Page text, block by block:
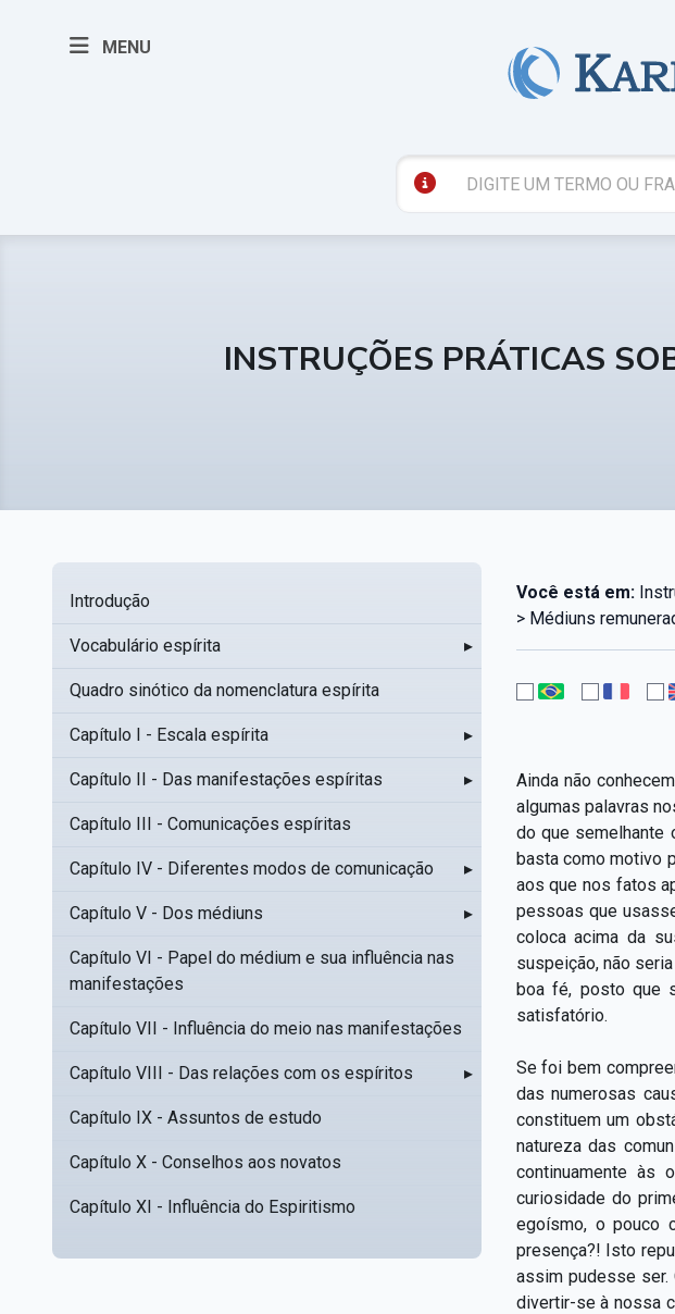
MENU
INSTRUÇÕES PRÁTICAS
Introdução
Vocabulário espírita ▸
Quadro sinótico da nomenclatura espírita
Capítulo I - Escala espírita ▸
Capítulo II - Das manifestações espíritas ▸
Capítulo III - Comunicações espíritas
Capítulo IV - Diferentes modos de comunicação ▸
Capítulo V - Dos médiuns ▸
Capítulo VI - Papel do médium e sua influência nas
manifestações
Capítulo VII - Influência do meio nas manifestações
Capítulo VIII - Das relações com os espíritos ▸
Capítulo IX - Assuntos de estudo
Capítulo X - Conselhos aos novatos
Capítulo XI - Influência do Espiritismo
Você está em:
> Médiuns
Ainda não
algumas palavras
do que semelhante
basta como motivo
aos que nos fatos
pessoas que
coloca acima da
suspeição, não
boa fé, posto que
satisfatório.
Se foi bem
das numerosas
constituem um
natureza das
continuamente às
curiosidade do
egoísmo, o pouco
presença?! Isto
assim pudesse ser.
divertir-se à nossa